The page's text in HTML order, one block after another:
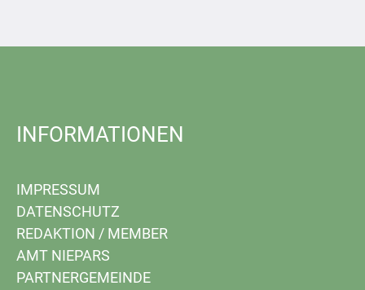
INFORMATIONEN
IMPRESSUM
DATENSCHUTZ
REDAKTION / MEMBER
AMT NIEPARS
PARTNERGEMEINDE